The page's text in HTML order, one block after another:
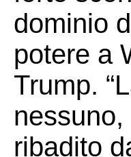
dominio
potere a
Trump.
ribadito